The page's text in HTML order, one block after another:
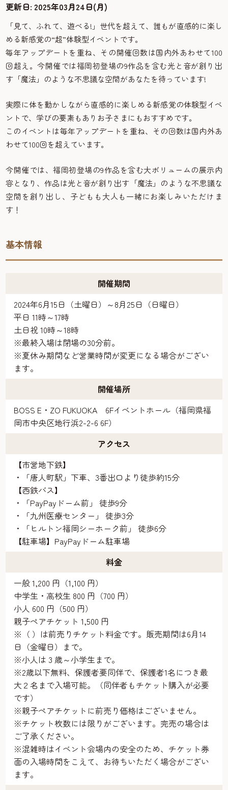
更新日:2025年03月24日(月)
「見て、ふれて、遊べる!」世代を超えて、誰もが直感的に楽し
める新感覚の“超”体験型イベントです。
毎年アップデートを重ね、その開催回数は国内外あわせて100
回超え。今開催では福岡初登場の9作品を含む光と音が創り出
す「魔法」のような不思議な空間があなたを待っています!
実際に体を動かしながら直感的に楽しめる新感覚の体験型イベ
ントで、学びの要素もありお子さまにもおすすめです。
このイベントは毎年アップデートを重ね、その回数は国内外あ
わせて100回を超えています。
今開催では、福岡初登場の9作品を含む大ボリュームの展示内
容となり、作品は光と音が創り出す「魔法」のような不思議な
空間を創り出し、子どもも大人も一緒にお楽しみいただけま
す！
基本情報
開催期間
2024年6月15日（土曜日）～8月25日（日曜日）
平日 11時～17時
土日祝 10時～18時
※最終入場は閉場の30分前。
※夏休み期間など営業時間が変更になる場合がござい
ます。
開催場所
BOSS E・ZO FUKUOKA 6Fイベントホール（福岡県福
岡市中央区地行浜2-2-6 6F）
アクセス
【市営地下鉄】
・「唐人町駅」下車、3番出口より徒歩約15分
【西鉄バス】
・「PayPayドーム前」 徒歩9分
・「九州医療センター」 徒歩3分
・「ヒルトン福岡シーホーク前」 徒歩6分
【駐車場】PayPayドーム駐車場
料金
一般 1,200 円（1,100 円）
中学生・高校生 800 円（700 円）
小人 600 円（500 円）
親子ペアチケット 1,500 円
※（ ）は前売りチケット料金です。販売期間は6月14
日（金曜日）まで。
※小人は 3 歳～小学生まで。
※2歳以下無料、保護者要同伴で、保護者1名につき最
大２名まで入場可能。（同伴者もチケット購入が必要
です）
※親子ペアチケットに前売り価格はございません。
※チケット枚数には限りがございます。完売の場合は
ご了承ください。
※混雑時はイベント会場内の安全のため、チケット券
面の入場時間をこえて、お待ちいただく場合がござい
ます。